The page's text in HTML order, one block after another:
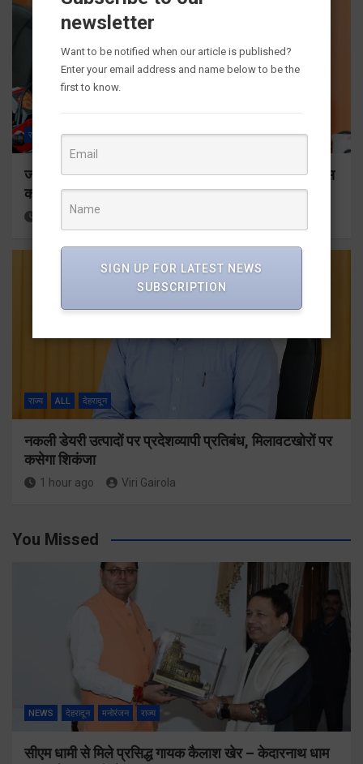
राज्य ALL देहरादून
जनकल्याण, रोजगार, शिक्षा, श्रमिक हित और आधारभूत विकास
को नई गति, राज्य कैबिनेट ने लिए ऐतिहासिक फैसले
1 hour ago
राज्य ALL देहरादून
नकली डेयरी उत्पादों पर प्रदेशव्यापी प्रतिबंध, मिलावटखोरों पर
कसेगा शिकंजा
1 hour ago Viri Gairola
You Missed
NEWS देहरादून मनोरंजन राज्य
सीएम धामी से मिले प्रसिद्ध गायक कैलाश खेर – केदारनाथ धाम
newsletter
Want to be notified when our article is published?
Enter your email address and name below to be the
first to know.
SIGN UP FOR LATEST NEWS
SUBSCRIPTION